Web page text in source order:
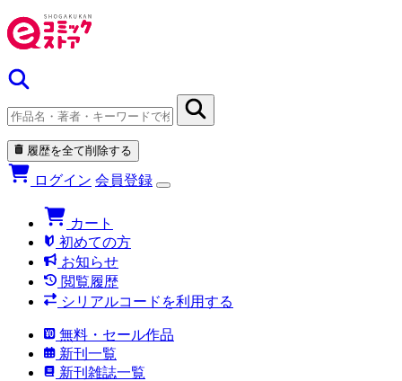
履歴を全て削除する
ログイン 会員登録
カート
初めての方
お知らせ
閲覧履歴
シリアルコードを利用する
無料・セール作品
新刊一覧
新刊雑誌一覧